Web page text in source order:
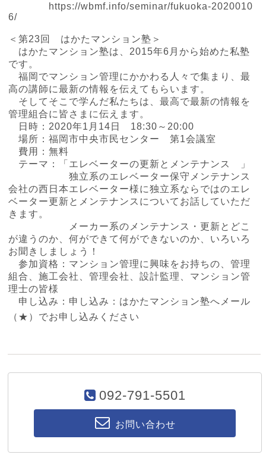
https://wbmf.info/seminar/fukuoka-2020010
6/
＜第23回 はかたマンション塾＞
はかたマンション塾は、2015年6月から始めた私塾
です。
福岡でマンション管理にかかわる人々で集まり、最
高の講師に最新の情報を伝えてもらいます。
そしてそこで学んだ私たちは、最高で最新の情報を
管理組合に皆さまに伝えます。
日時：2020年1月14日 18:30～20:00
場所：福岡市中央市民センター 第1会議室
費用：無料
テーマ：「エレベーターの更新とメンテナンス 」
独立系のエレベーター保守メンテナンス
会社の西日本エレベーター様に独立系ならではのエレ
ベーター更新とメンテナンスについてお話していただ
きます。
メーカー系のメンテナンス・更新とどこ
が違うのか、何ができて何ができないのか、いろいろ
お聞きしましょう！
参加資格：マンション管理に興味をお持ちの、管理
組合、施工会社、管理会社、設計監理、マンション管
理士の皆様
申し込み：申し込み：はかたマンション塾へメール
（ ★ ）でお申し込みください
092-791-5501
お問い合わせ